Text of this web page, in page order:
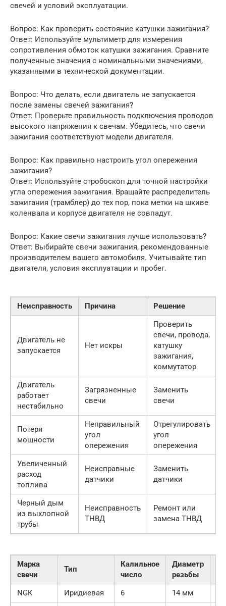
свечей и условий эксплуатации.
Вопрос: Как проверить состояние катушки зажигания?
Ответ: Используйте мультиметр для измерения
сопротивления обмоток катушки зажигания. Сравните
полученные значения с номинальными значениями,
указанными в технической документации.
Вопрос: Что делать, если двигатель не запускается
после замены свечей зажигания?
Ответ: Проверьте правильность подключения проводов
высокого напряжения к свечам. Убедитесь, что свечи
зажигания соответствуют модели двигателя.
Вопрос: Как правильно настроить угол опережения
зажигания?
Ответ: Используйте стробоскоп для точной настройки
угла опережения зажигания. Вращайте распределитель
зажигания (трамблер) до тех пор, пока метки на шкиве
коленвала и корпусе двигателя не совпадут.
Вопрос: Какие свечи зажигания лучше использовать?
Ответ: Выбирайте свечи зажигания, рекомендованные
производителем вашего автомобиля. Учитывайте тип
двигателя, условия эксплуатации и пробег.
Неисправность Причина Решение
Двигатель не
запускается
Нет искры
Проверить
свечи, провода,
катушку
зажигания,
коммутатор
Двигатель
работает
нестабильно
Загрязненные
свечи
Заменить
свечи
Потеря
мощности
Неправильный
угол
опережения
Отрегулировать
угол
опережения
Увеличенный
расход
топлива
Неисправные
датчики
Заменить
датчики
Черный дым
из выхлопной
трубы
Неисправность
ТНВД
Ремонт или
замена ТНВД
Марка
свечи
Тип
Калильное
число
Диаметр
резьбы
NGK
Иридиевая 6 14 мм